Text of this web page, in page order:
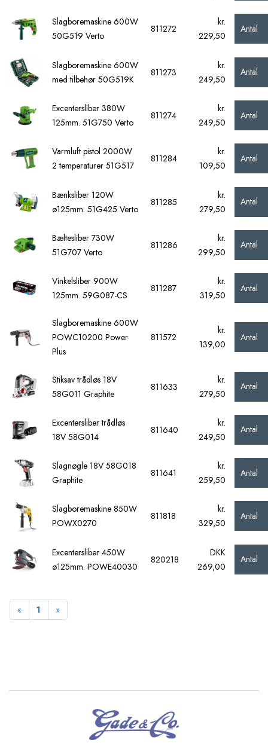
Slagboremaskine 600W
50G519 Verto
811272
kr.
229,50
Antal
Slagboremaskine 600W
med tilbehør 50G519K
811273
kr.
249,50
Antal
Excentersliber 380W
125mm. 51G750 Verto
811274
kr.
249,50
Antal
Varmluft pistol 2000W
2 temperaturer 51G517
811284
kr.
109,50
Antal
Bænksliber 120W
ø125mm. 51G425 Verto
811285
kr.
279,50
Antal
Bæltesliber 730W
51G707 Verto
811286
kr.
299,50
Antal
Vinkelsliber 900W
125mm. 59G087-CS
811287
kr.
319,50
Antal
Slagboremaskine 600W
POWC10200 Power
Plus
811572
kr.
139,00
Antal
Stiksav trådløs 18V
58G011 Graphite
811633
kr.
279,50
Antal
Excentersliber trådløs
18V 58G014
811640
kr.
249,50
Antal
Slagnøgle 18V 58G018
Graphite
811641
kr.
259,50
Antal
Slagboremaskine 850W
POWX0270
811818
kr.
329,50
Antal
Excentersliber 450W
ø125mm. POWE40030
820218
DKK
269,00
Antal
« Forrige
1 »Næste